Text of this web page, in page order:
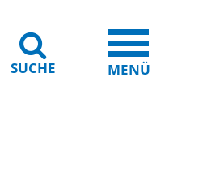
SUCHE MENÜ